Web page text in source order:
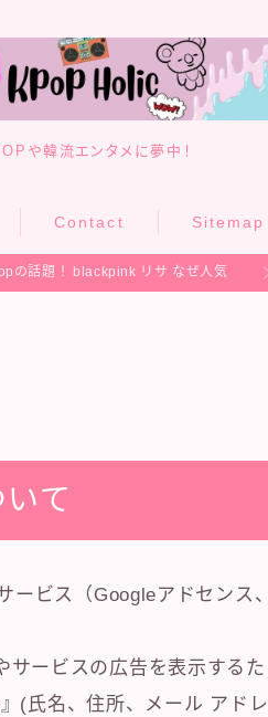
や韓流エンタメに夢中！
Contact Sitemap
の話題！ blackpink リサ なぜ人気
て
ービス（Googleアドセンス、
サービスの広告を表示するた
(氏名、住所、メール アドレ